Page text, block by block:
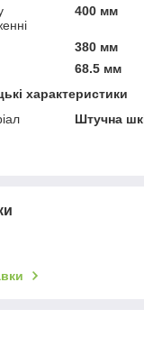
400 мм
380 мм
68.5 мм
характеристики
Штучна